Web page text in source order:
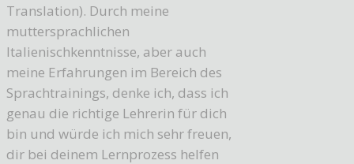
Translation). Durch meine
muttersprachlichen
Italienischkenntnisse, aber auch
meine Erfahrungen im Bereich des
Sprachtrainings, denke ich, dass ich
genau die richtige Lehrerin für dich
bin und würde ich mich sehr freuen,
dir bei deinem Lernprozess helfen